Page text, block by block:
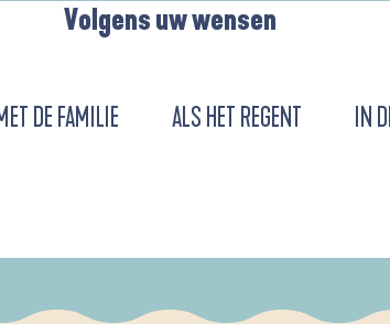
Volgens uw wensen
DE FAMILIE ALS HET REGENT IN